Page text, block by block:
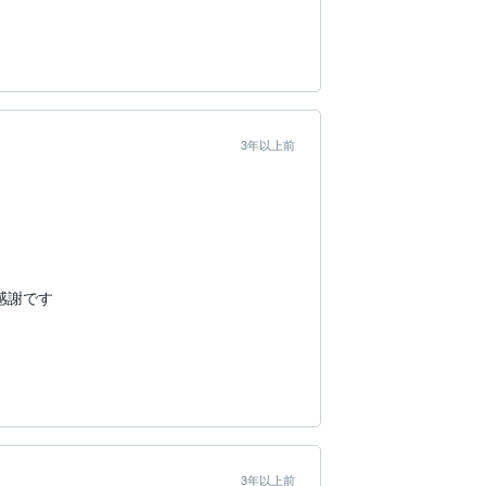
3年以上前
謝です
3年以上前